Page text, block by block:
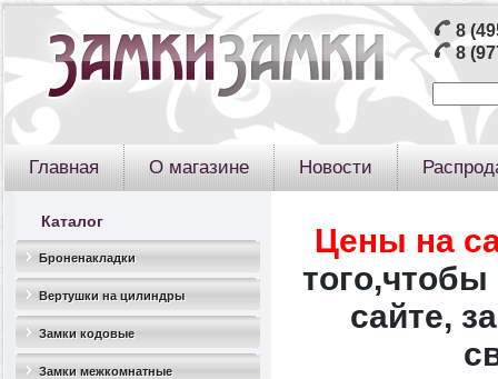
8
8
Главная О магазине Новости
Каталог
Броненакладки
Вертушки на цилиндры
Замки кодовые
Замки межкомнатные
Цены на
того,чтобы
сайте,